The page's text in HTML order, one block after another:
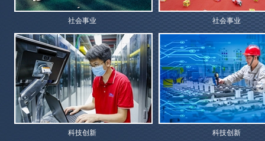
社会事业 社会事业
科技创新 科技创新